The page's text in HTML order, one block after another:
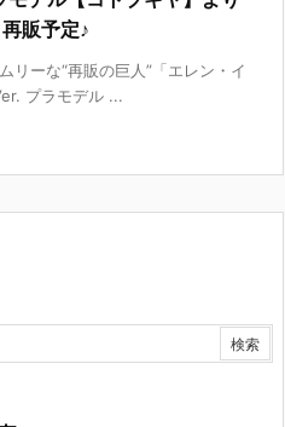
販予定♪
リーな“再販の巨人”「エレン・イ
プラモデル ...